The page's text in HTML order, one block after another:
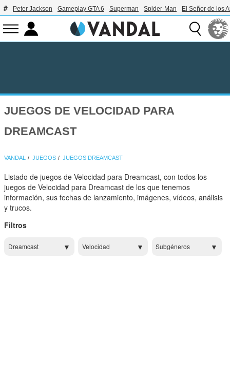
Peter Jackson Gameplay GTA 6 Superman Spider-Man El Señor de los
JUEGOS DE VELOCIDAD PARA
DREAMCAST
VANDAL JUEGOS JUEGOS DREAMCAST
Listado de juegos de Velocidad para Dreamcast, con todos los
juegos de Velocidad para Dreamcast de los que tenemos
información, sus fechas de lanzamiento, imágenes, vídeos, análisis
y trucos.
Filtros
Dreamcast Velocidad Subgéneros